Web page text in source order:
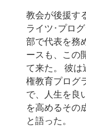
教会が後援す
ライツ･プロ
部で代表を務
ースも、この
て来た。 彼は
権教育プログ
で、人生を良
を高めるその
と語った。